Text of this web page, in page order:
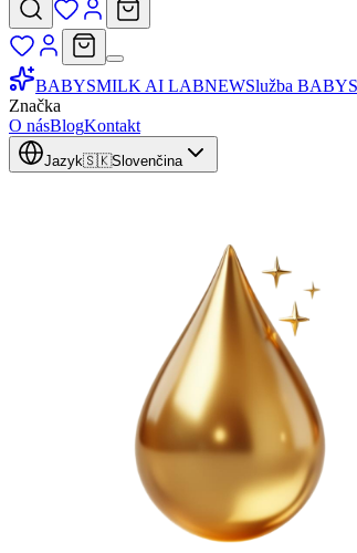
BABYSMILK AI LABNEWSlužba
Značka
O násBlogKontakt
Jazyk🇸🇰Slovenčina